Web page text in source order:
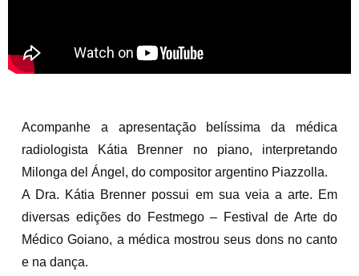
Acompanhe a apresentação belíssima da médica
radiologista Kátia Brenner no piano, interpretando
Milonga del Ángel, do compositor argentino Piazzolla.
A Dra. Kátia Brenner possui em sua veia a arte. Em
diversas edições do Festmego – Festival de Arte do
Médico Goiano, a médica mostrou seus dons no canto
e na dança.